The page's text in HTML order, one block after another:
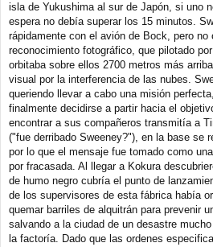
isla de Yukushima al sur de Japón, si uno
espera no debía superar los 15 minutos.
rápidamente con el avión de Bock, pero
reconocimiento fotográfico, que pilotado
orbitaba sobre ellos 2700 metros más
visual por la interferencia de las nubes.
queriendo llevar a cabo una misión
finalmente decidirse a partir hacia el
encontrar a sus compañeros transmitía a
("fue derribado Sweeney?"), en la base se
por lo que el mensaje fue tomado como
por fracasada. Al llegar a Kokura
de humo negro cubría el punto de
de los supervisores de esta fábrica había
quemar barriles de alquitrán para prevenir
salvando a la ciudad de un desastre
la factoría. Dado que las ordenes